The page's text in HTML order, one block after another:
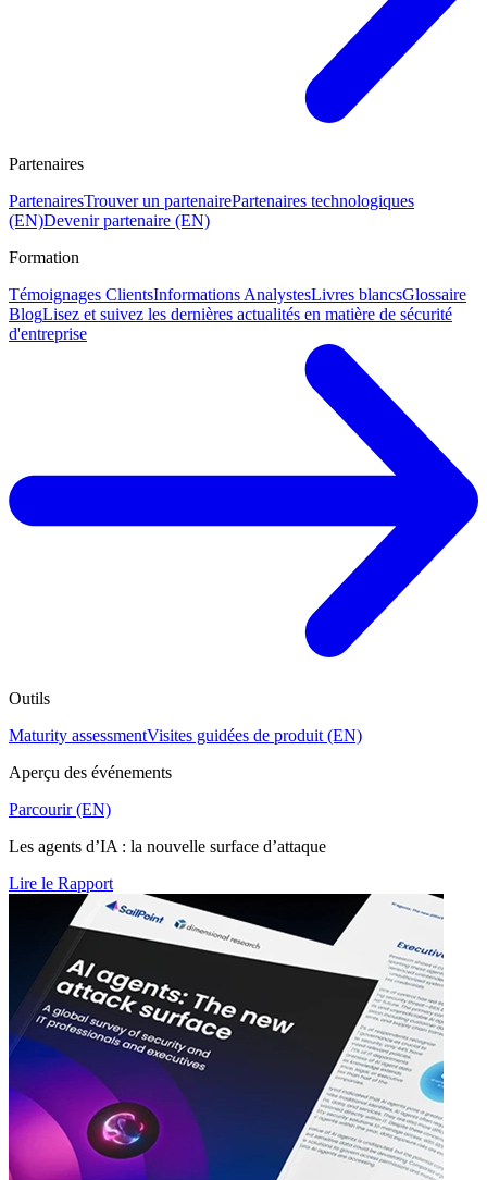
Partenaires
PartenairesTrouver un partenairePartenaires technologiques
(EN)Devenir partenaire (EN)
Formation
Témoignages ClientsInformations AnalystesLivres blancsGlossaire
BlogLisez et suivez les dernières actualités en matière de sécurité
d'entreprise
Outils
Maturity assessmentVisites guidées de produit (EN)
Aperçu des événements
Parcourir (EN)
Les agents d’IA : la nouvelle surface d’attaque
Lire le Rapport